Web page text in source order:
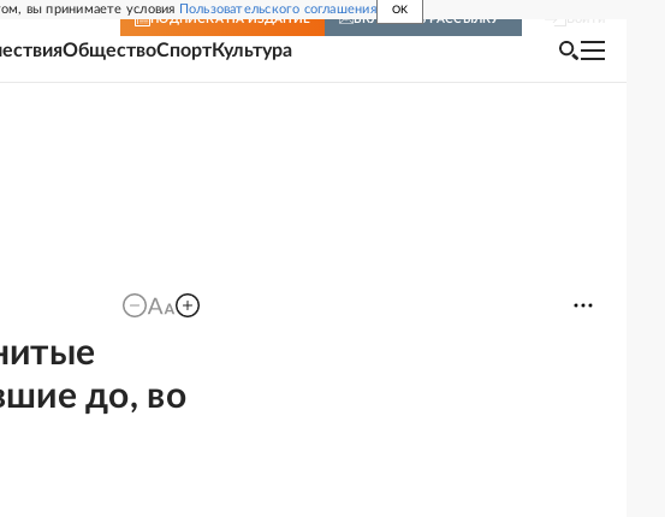
вы принимаете условия Пользовательского соглашения OK
ПОДПИСКА НА ИЗДАНИЕ ВКЛЮЧИТЬ РАССЫЛКУ
ОбществоСпортКультура
до, во